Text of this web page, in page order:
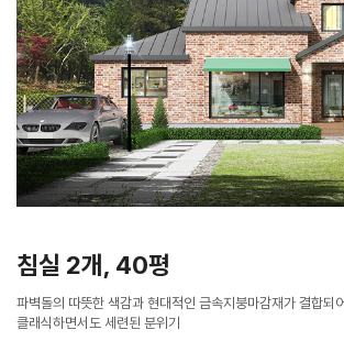
침실 2개, 40평
파벽돌의 따뜻한 색감과 현대적인 금속지붕마감재가 결합되
클래식하면서도 세련된 분위기